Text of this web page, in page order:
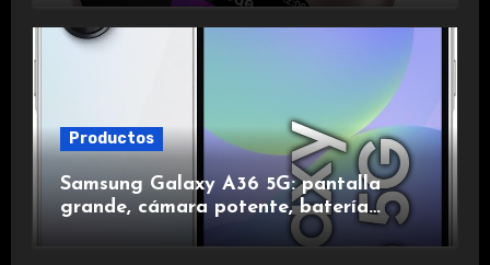
duración.
Productos
Samsung Galaxy A36 5G: pantalla
grande, cámara potente, batería
duradera y carga rápida para una
experiencia premium.